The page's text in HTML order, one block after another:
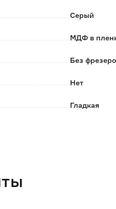
Серый
МДФ в
Без
Нет
Гладкая